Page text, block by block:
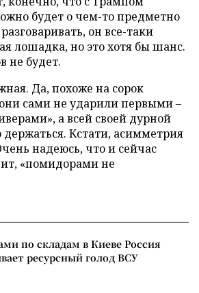
будет о чем-то предметно
он все-таки
лошадка, но это хотя бы шанс.
не будет.
Да, похоже на сорок
сами не ударили первыми –
а всей своей дурной
Кстати, асимметрия
надеюсь, что и сейчас
«помидорами не
по складам в Киеве Россия
ресурсный голод ВСУ